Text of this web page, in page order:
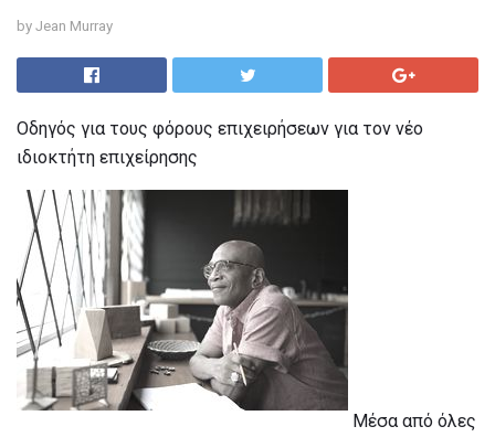
by Jean Murray
Οδηγός για τους φόρους επιχειρήσεων για τον νέο
ιδιοκτήτη επιχείρησης
Μέσα από όλες